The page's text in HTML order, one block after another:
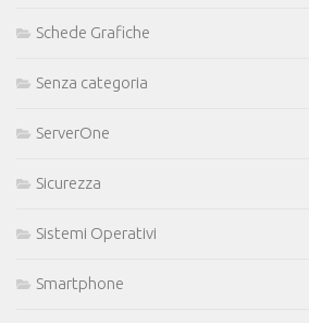
Schede Grafiche
Senza categoria
ServerOne
Sicurezza
Sistemi Operativi
Smartphone